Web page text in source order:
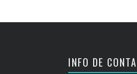
INFO DE